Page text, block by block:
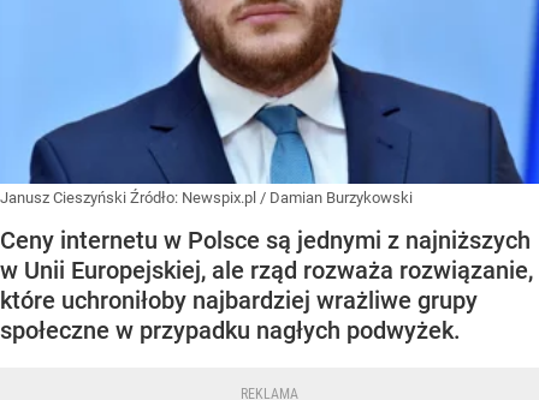
Janusz Cieszyński Źródło: Newspix.pl / Damian Burzykowski
Ceny internetu w Polsce są jednymi z najniższych
w Unii Europejskiej, ale rząd rozważa rozwiązanie,
które uchroniłoby najbardziej wrażliwe grupy
społeczne w przypadku nagłych podwyżek.